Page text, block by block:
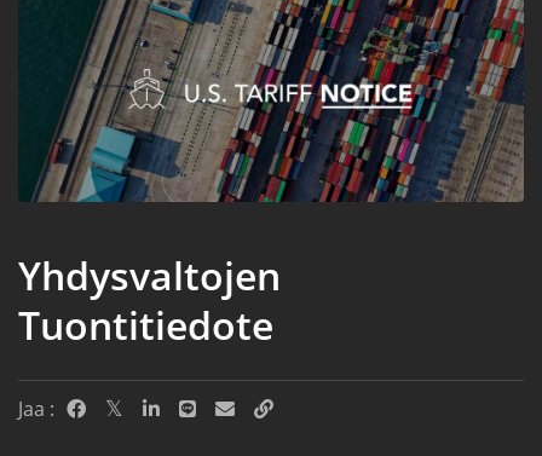
Yhdysvaltojen
Tuontitiedote
Jaa :